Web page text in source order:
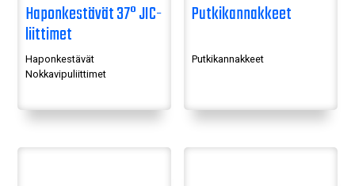
Haponkestävät 37° JIC-
liittimet
Haponkestävät
Nokkavipuliittimet
Putkikannakkeet
Putkikannakkeet